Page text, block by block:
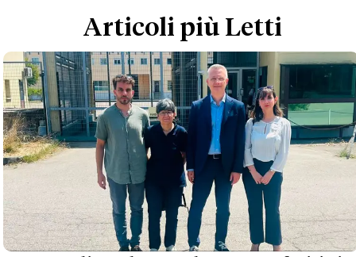
Articoli più Letti